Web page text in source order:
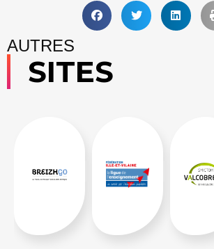
AUTRES
SITES